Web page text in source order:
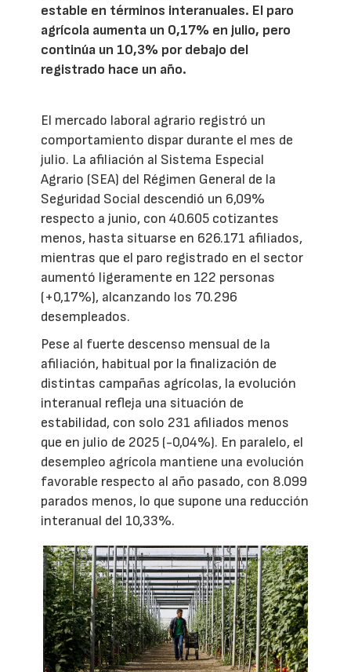
estable en términos interanuales. El paro
agrícola aumenta un 0,17% en julio, pero
continúa un 10,3% por debajo del
registrado hace un año.
El mercado laboral agrario registró un
comportamiento dispar durante el mes de
julio. La afiliación al Sistema Especial
Agrario (SEA) del Régimen General de la
Seguridad Social descendió un 6,09%
respecto a junio, con 40.605 cotizantes
menos, hasta situarse en 626.171 afiliados,
mientras que el paro registrado en el sector
aumentó ligeramente en 122 personas
(+0,17%), alcanzando los 70.296
desempleados.
Pese al fuerte descenso mensual de la
afiliación, habitual por la finalización de
distintas campañas agrícolas, la evolución
interanual refleja una situación de
estabilidad, con solo 231 afiliados menos
que en julio de 2025 (-0,04%). En paralelo, el
desempleo agrícola mantiene una evolución
favorable respecto al año pasado, con 8.099
parados menos, lo que supone una reducción
interanual del 10,33%.